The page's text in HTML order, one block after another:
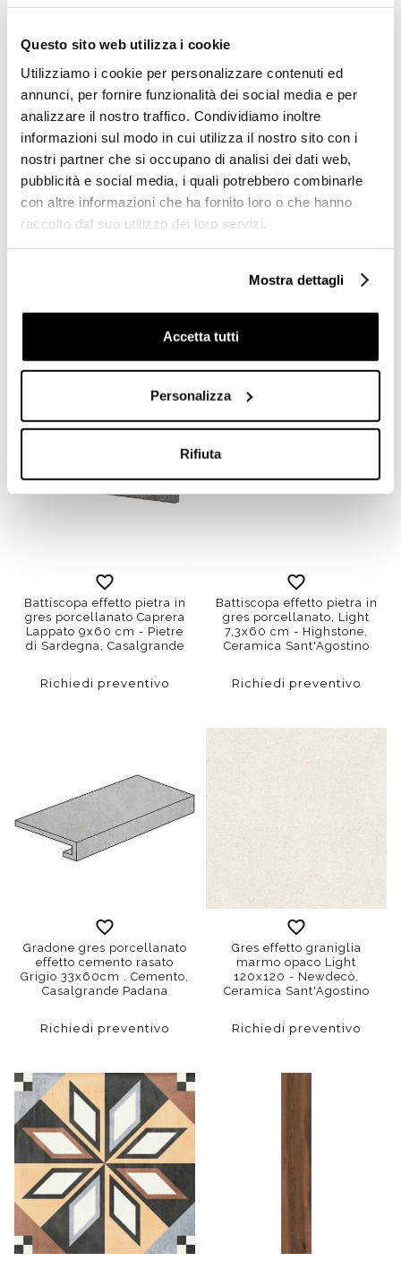
Questo sito web utilizza i cookie
Utilizziamo i cookie per personalizzare contenuti ed
annunci, per fornire funzionalità dei social media e per
analizzare il nostro traffico. Condividiamo inoltre
informazioni sul modo in cui utilizza il nostro sito con i
nostri partner che si occupano di analisi dei dati web,
pubblicità e social media, i quali potrebbero combinarle
con altre informazioni che ha fornito loro o che hanno
raccolto dal suo utilizzo dei loro servizi.
Mostra dettagli
Accetta tutti
Personalizza
Rifiuta
-78% -79%
porcellanato decorato
beige di seconda scelta,
Unicom Starker
Battiscopa effetto pietra in
gres porcellanato Caprera
Lappato 9x60 cm - Pietre
di Sardegna, Casalgrande
Richiedi preventivo
Battiscopa effetto pietra in
gres porcellanato, Light
7,3x60 cm - Highstone,
Ceramica Sant'Agostino
Richiedi preventivo
Gradone gres porcellanato
effetto cemento rasato
Grigio 33x60cm . Cemento,
Casalgrande Padana
Richiedi preventivo
Gres effetto graniglia
marmo opaco Light
120x120 - Newdecò,
Ceramica Sant'Agostino
Richiedi preventivo